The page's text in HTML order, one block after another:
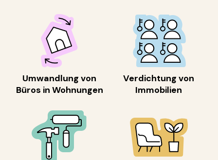
Umwandlung von
Büros in Wohnungen
Verdichtung von
Immobilien